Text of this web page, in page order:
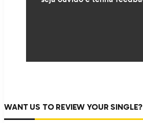
WANT US TO REVIEW YOUR SINGLE?